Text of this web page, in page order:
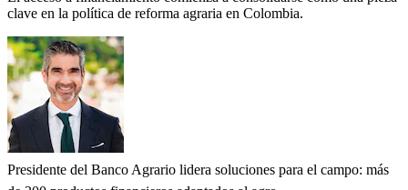
clave en la política de reforma agraria en Colombia.
Presidente del Banco Agrario lidera soluciones para el campo: más